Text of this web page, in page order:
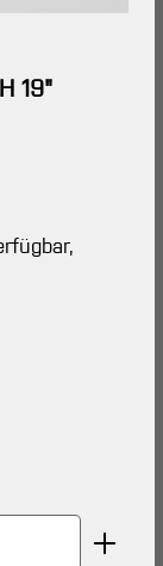
19"
Wert ein